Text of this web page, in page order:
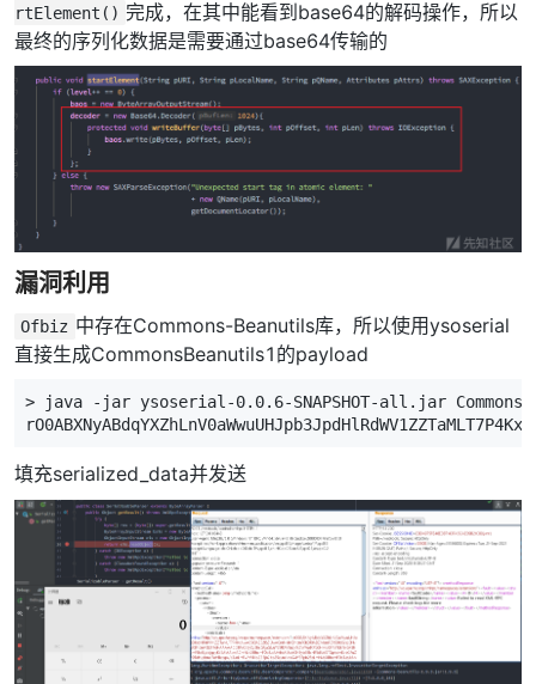
rtElement() 完成，在其中能看到base64的解码操作，所以
最终的序列化数据是需要通过base64传输的
漏洞利用
Ofbiz 中存在Commons-Beanutils库，所以使用ysoserial
直接生成CommonsBeanutils1的payload
> java -jar ysoserial-0.0.6-SNAPSHOT-all.jar
填充serialized_data并发送